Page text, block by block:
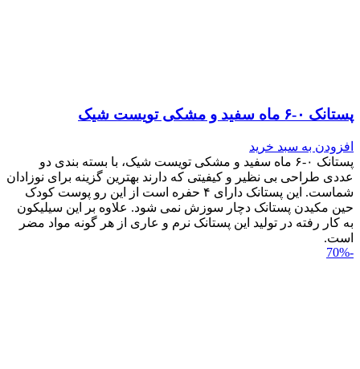
پستانک ۰-۶ ماه سفید و مشکی تویست شیک
افزودن به سبد خرید
پستانک ۰-۶ ماه سفید و مشکی تویست شیک، با بسته بندی دو
عددی طراحی بی نظیر و کیفیتی که دارند بهترین گزینه برای نوزادان
شماست. این پستانک دارای ۴ حفره است از این رو پوست کودک
حین مکیدن پستانک دچار سوزش نمی شود. علاوه بر این سیلیکون
به کار رفته در تولید این پستانک نرم و عاری از هر گونه مواد مضر
است.
-70%